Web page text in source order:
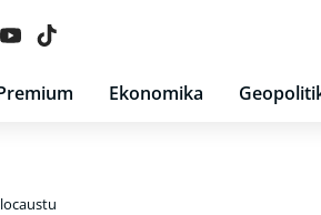
Ekonomika